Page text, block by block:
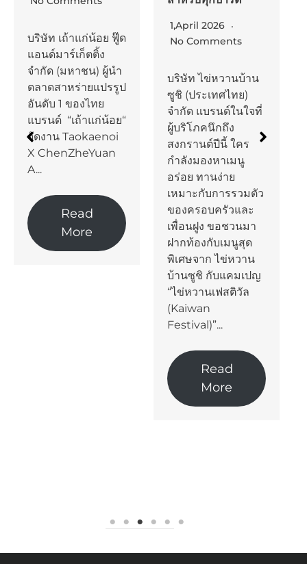
No Comments
บริษัท ไข่หวานบ้าน
ซูชิ (ประเทศไทย)
จำกัด แบรนด์ในใจที่
ผู้บริโภคนึกถึง
สงกรานต์ปีนี้ ใคร
กำลังมองหาเมนู
อร่อย ทานง่าย
เหมาะกับการรวมตัว
ของครอบครัวและ
เพื่อนฝูง ขอชวนมา
ฝากท้องกับเมนูสุด
ทริค กันยงวัฒนา
จำกัด เปิดเผยภาพ
รวมของสถานการณ์
ปีที่ผ่านมาโลกและ
ประเทศไทยต้อง
เผชิญกับสภาวะ
เศรษฐกิจที่มีความไม่
แน่นอนสูงขึ้นอย่าง
ต่อเนื่องจากหลาย
ปัจจัย โดยส่งผลต่อ
ความเชื่อมั่นและ
กำลังซื้อของผู้
บริโภคที่ลดลงอย่าง
เห็นได้ชัดเมื่อเทียบ
กับปี 2024 และ
กระทบต่อ
อุตสาหกรรมเครื่อง
ใช้ไฟฟ้า โดยเฉพาะ
ในกลุ่มเครื่องปรับ
อากาศที่เป็นสินค้า
หลักของบริษัทฯ ที่
การแข่งขันทวีความ
รุนแรงขึ้น...